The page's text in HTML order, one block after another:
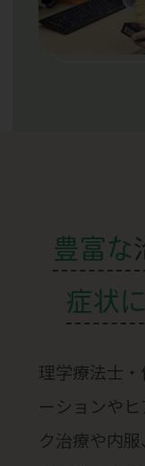
豊富な
症状
理学療法士
ーションや
ク治療や内